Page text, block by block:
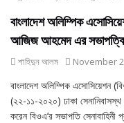
বাংলাদেশ অলিম্পিক
আজিজ আহমেদ এর সভাপত্বিতে
শাহিদুন আলম November
বাংলাদেশ অলিম্পিক এসোসিয়েশন
(২২-১১-২০২০) ঢাকা
করেন বিওএ’র সভাপতি